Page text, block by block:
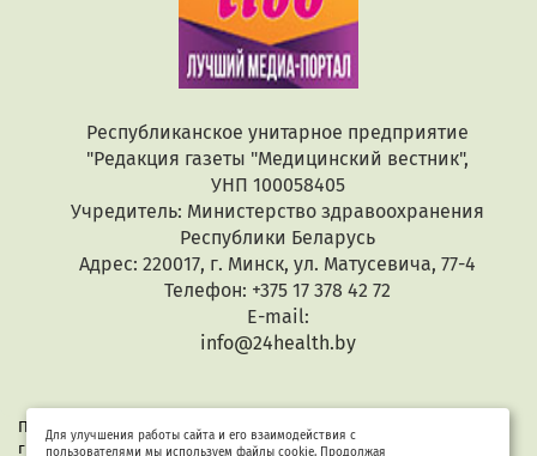
Республиканское унитарное предприятие
"Редакция газеты "Медицинский вестник",
УНП 100058405
Учредитель: Министерство здравоохранения
Республики Беларусь
Адрес: 220017, г. Минск, ул. Матусевича, 77-4
Телефон: +375 17 378 42 72
E-mail:
info@24health.by
При копировании или цитировании текстов активная
гиперссылка обязательна. Все материалы защищены законом
Для улучшения работы сайта и его взаимодействия с
пользователями мы используем файлы cookie. Продолжая